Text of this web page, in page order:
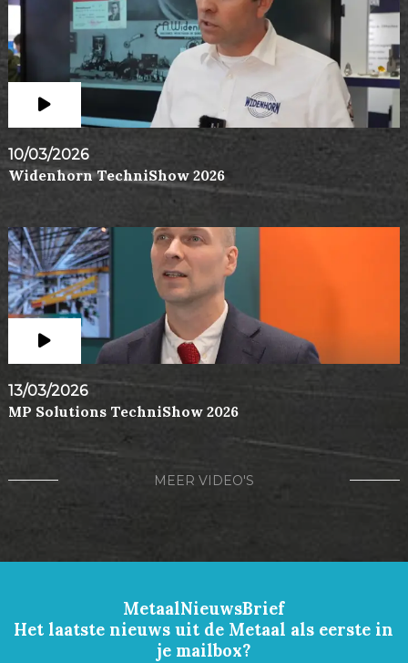
10/03/2026
Widenhorn TechniShow 2026
13/03/2026
MP Solutions TechniShow 2026
MEER VIDEO'S
MetaalNieuwsBrief
Het laatste nieuws uit de Metaal als eerste in
je mailbox?